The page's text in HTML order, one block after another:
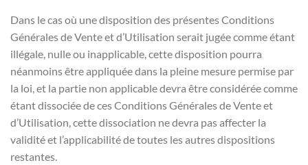
Dans le cas où une disposition des présentes Conditions
Générales de Vente et d’Utilisation serait jugée comme étant
illégale, nulle ou inapplicable, cette disposition pourra
néanmoins être appliquée dans la pleine mesure permise par
la loi, et la partie non applicable devra être considérée comme
étant dissociée de ces Conditions Générales de Vente et
d’Utilisation, cette dissociation ne devra pas affecter la
validité et l’applicabilité de toutes les autres dispositions
restantes.